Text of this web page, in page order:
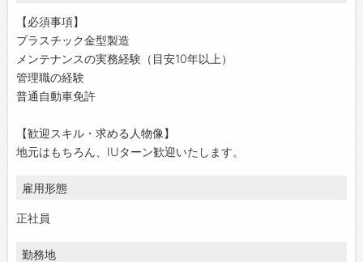
【必須事項】
プラスチック金型製造
メンテナンスの実務経験（目安10年以上）
管理職の経験
普通自動車免許
【歓迎スキル・求める人物像】
地元はもちろん、IUターン歓迎いたします。
雇用形態
正社員
勤務地